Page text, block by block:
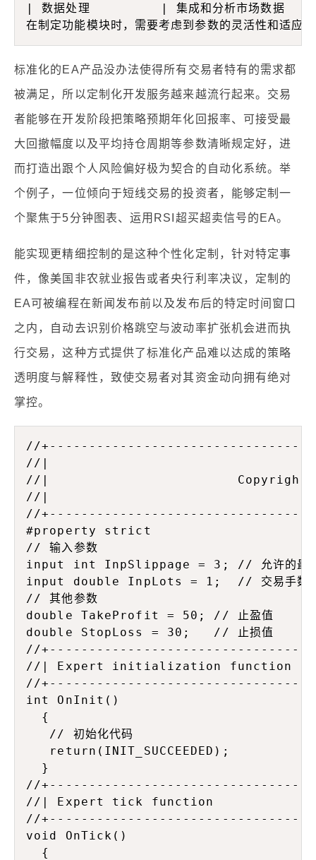
| 数据处理         | 集成和分析市场数
标准化的EA产品没办法使得所有交易者特有的需求都
被满足，所以定制化开发服务越来越流行起来。交易
者能够在开发阶段把策略预期年化回报率、可接受最
大回撤幅度以及平均持仓周期等参数清晰规定好，进
而打造出跟个人风险偏好极为契合的自动化系统。举
个例子，一位倾向于短线交易的投资者，能够定制一
个聚焦于5分钟图表、运用RSI超买超卖信号的EA。
能实现更精细控制的是这种个性化定制，针对特定事
件，像美国非农就业报告或者央行利率决议，定制的
EA可被编程在新闻发布前以及发布后的特定时间窗口
之内，自动去识别价格跳空与波动率扩张机会进而执
行交易，这种方式提供了标准化产品难以达成的策略
透明度与解释性，致使交易者对其资金动向拥有绝对
掌控。
//
//|
//|                        Copyright
//|
//
#property strict
// 输入参数
input int InpSlippage = 3; // 允许的最大
input double InpLots = 1;  // 交易手数
// 其他参数
double TakeProfit = 50; // 止盈值
double StopLoss = 30;   // 止损值
//
//| Expert initialization
//
int OnInit()
  {
   // 初始化代码
   return(INIT_SUCCEEDED);
  }
//
//| Expert tick function
//
void OnTick()
  {